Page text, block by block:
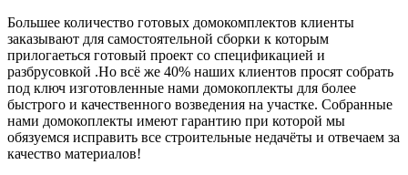
Большее количество готовых домокомплектов клиенты
заказывают для самостоятельной сборки к которым
прилогаеться готовый проект со спецификацией и
разбрусовкой .Но всё же 40% наших клиентов просят собрать
под ключ изготовленные нами домокоплекты для более
быстрого и качественного возведения на участке. Собранные
нами домокоплекты имеют гарантию при которой мы
обязуемся исправить все строительные недачёты и отвечаем за
качество материалов!